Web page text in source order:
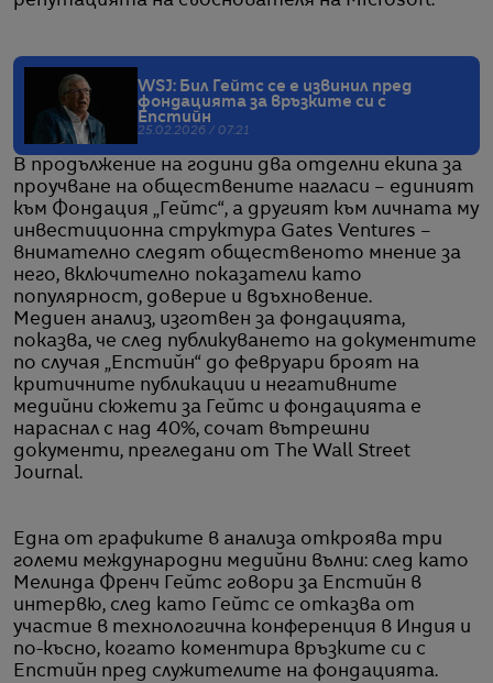
WSJ: Бил Гейтс се е извинил пред
фондацията за връзките си с
Епстийн
25.02.2026 / 07:21
В продължение на години два отделни екипа за
проучване на обществените нагласи – единият
към Фондация „Гейтс“, а другият към личната му
инвестиционна структура Gates Ventures –
внимателно следят общественото мнение за
него, включително показатели като
популярност, доверие и вдъхновение.
Медиен анализ, изготвен за фондацията,
показва, че след публикуването на документите
по случая „Епстийн“ до февруари броят на
критичните публикации и негативните
медийни сюжети за Гейтс и фондацията е
нараснал с над 40%, сочат вътрешни
документи, прегледани от The Wall Street
Journal.
Една от графиките в анализа откроява три
големи международни медийни вълни: след като
Мелинда Френч Гейтс говори за Епстийн в
интервю, след като Гейтс се отказва от
участие в технологична конференция в Индия и
по-късно, когато коментира връзките си с
Епстийн пред служителите на фондацията.